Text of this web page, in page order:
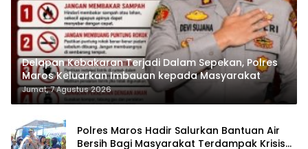
Delapan Kebakaran Terjadi Dalam Sepekan, Polres
Maros Keluarkan Imbauan kepada Masyarakat
Jumat, 7 Agustus 2026
Polres Maros Hadir Salurkan Bantuan Air
Bersih Bagi Masyarakat Terdampak Krisis